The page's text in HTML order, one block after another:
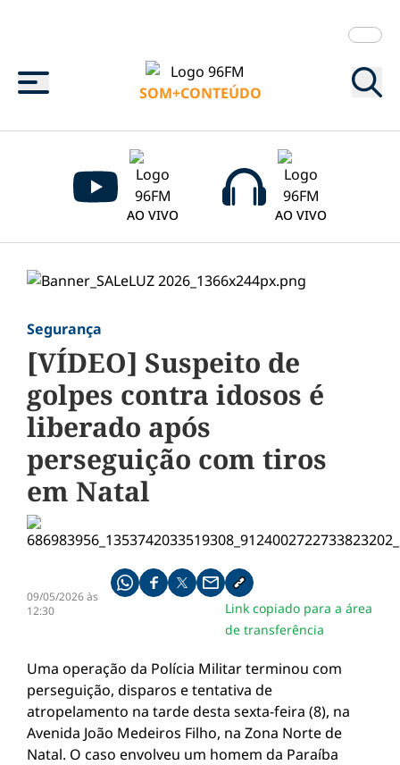
Menu
SOM+CONTEÚDO
AO VIVO AO VIVO
Segurança
[VÍDEO] Suspeito de
golpes contra idosos é
liberado após
perseguição com tiros
em Natal
09/05/2026 às
12:30
Compartilhe pelo whatsapp
Compartilhar no facebook
Compartilhar no twitter
Compartilhe pelo email
Copiar link da notícia
Link copiado para a área
de transferência
Uma operação da Polícia Militar terminou com
perseguição, disparos e tentativa de
atropelamento na tarde desta sexta-feira (8), na
Avenida João Medeiros Filho, na Zona Norte de
Natal. O caso envolveu um homem da Paraíba